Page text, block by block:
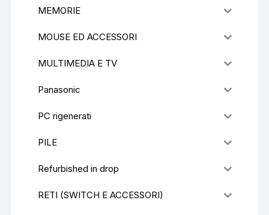
MEMORIE
MOUSE ED ACCESSORI
MULTIMEDIA E TV
Panasonic
PC rigenerati
PILE
Refurbished in drop
RETI (SWITCH E ACCESSORI)